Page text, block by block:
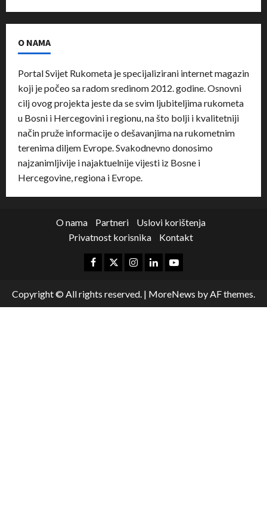
O NAMA
Portal Svijet Rukometa je specijalizirani internet magazin
koji je počeo sa radom sredinom 2012. godine. Osnovni
cilj ovog projekta jeste da se svim ljubiteljima rukometa
u Bosni i Hercegovini i regionu, na što bolji i kvalitetniji
način pruže informacije o dešavanjima na rukometnim
terenima diljem Evrope. Svakodnevno donosimo
najzanimljivije i najaktuelnije vijesti iz Bosne i
Hercegovine, regiona i Evrope.
O nama Partneri
Uslovi korištenja
Privatnost korisnika
Kontakt
Copyright © All rights reserved. | MoreNews by AF themes.